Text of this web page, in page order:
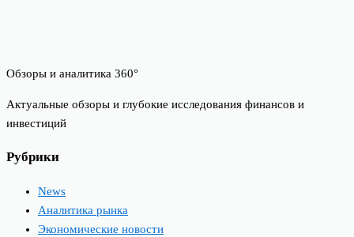
Обзоры и аналитика 360°
Актуальные обзоры и глубокие исследования финансов и
инвестиций
Рубрики
News
Аналитика рынка
Экономические новости